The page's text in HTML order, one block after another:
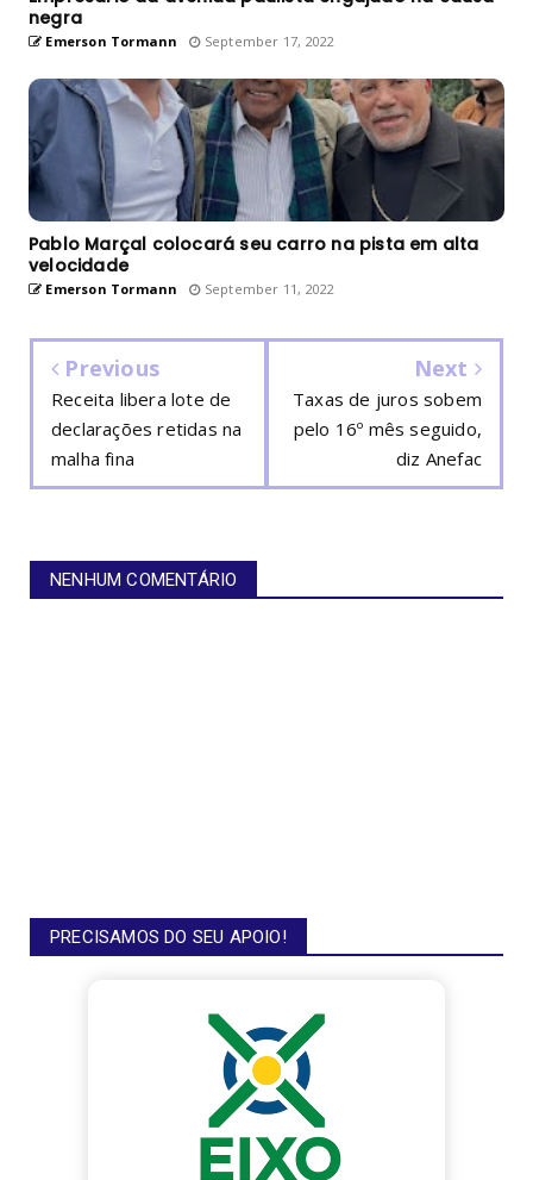
negra
Emerson Tormann September 17, 2022
Pablo Marçal colocará seu carro na pista em alta
velocidade
Emerson Tormann September 11, 2022
Previous
Receita libera lote de
declarações retidas na
malha fina
Next
Taxas de juros sobem
pelo 16º mês seguido,
diz Anefac
NENHUM COMENTÁRIO
PRECISAMOS DO SEU APOIO!